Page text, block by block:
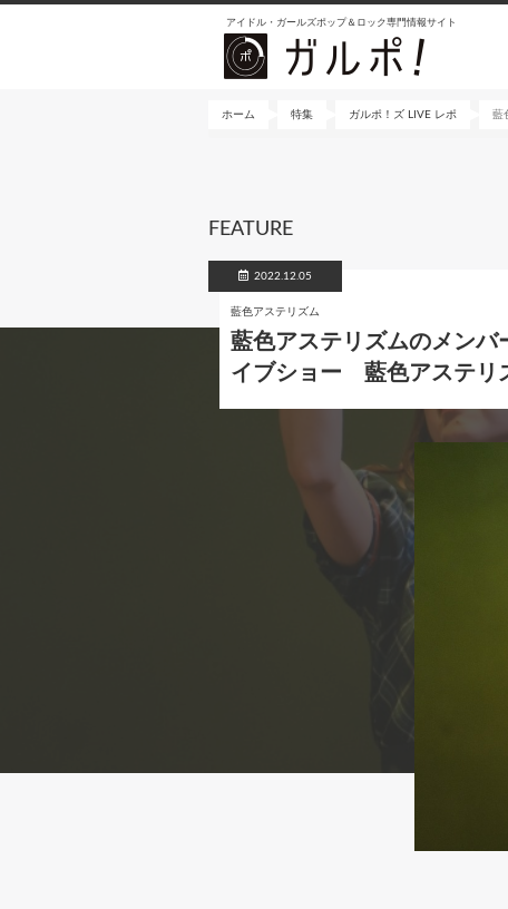
アイドル・ガールズポップ＆ロック専門情報サイト
ホーム 特集 ガルポ！ズ LIVE レポ 藍
FEATURE
2022.12.05
藍色アステリズム
藍色アステリズムのメン
イブショー 藍色アステリ